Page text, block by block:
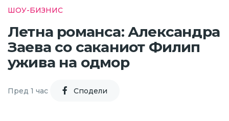
ШОУ-БИЗНИС
Летна романса: Александра
Заева со саканиот Филип
ужива на одмор
Пред 1 час Cподели